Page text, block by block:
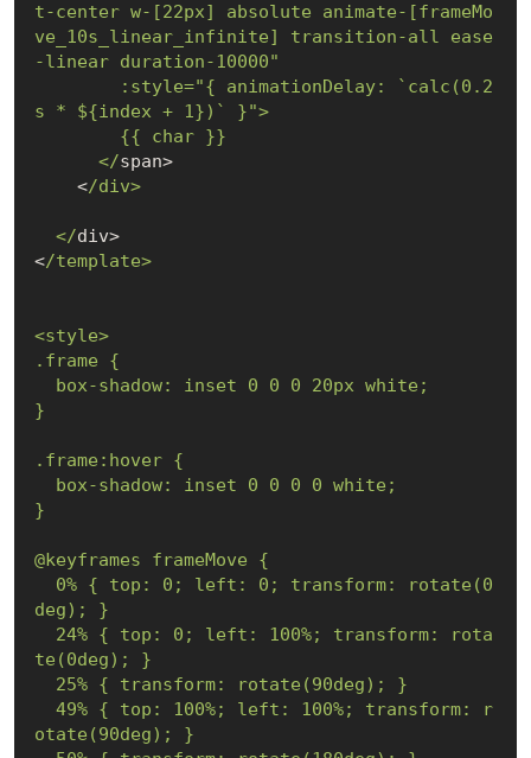
t-center w-[22px] absolute animate-[frameMo
ve_10s_linear_infinite] transition-all ease
-linear duration-10000"
s * ${index + 1})` }">
      </
span>
    <
/div>
  </
div>
</template>
<style>
.frame {
}
.frame:hover {
}
@keyframes frameMove {
deg); }
te(0deg); }
otate(90deg); }